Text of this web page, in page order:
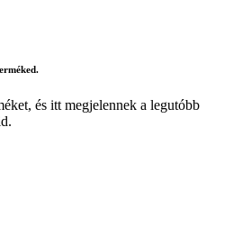
és itt megjelennek a legutóbb